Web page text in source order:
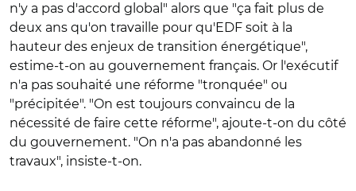
n'y a pas d'accord global" alors que "ça fait plus de
deux ans qu'on travaille pour qu'EDF soit à la
hauteur des enjeux de transition énergétique",
estime-t-on au gouvernement français. Or l'exécutif
n'a pas souhaité une réforme "tronquée" ou
"précipitée". "On est toujours convaincu de la
nécessité de faire cette réforme", ajoute-t-on du côté
du gouvernement. "On n'a pas abandonné les
travaux", insiste-t-on.